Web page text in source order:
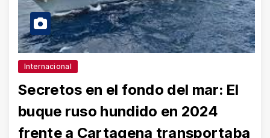
Internacional
Secretos en el fondo del mar: El
buque ruso hundido en 2024
frente a Cartagena transportaba